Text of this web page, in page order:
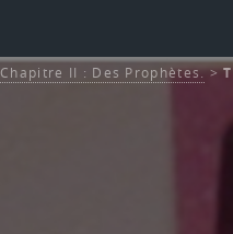
Chapitre II : Des Prophètes.>